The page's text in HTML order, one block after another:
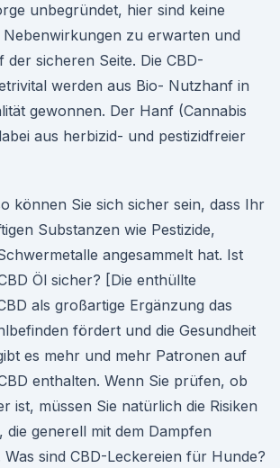
unbegründet, hier sind keine
zu erwarten und
der sicheren Seite. Die CBD-
werden aus Bio- Nutzhanf in
gewonnen. Der Hanf (Cannabis
aus herbizid- und pestizidfreier
können Sie sich sicher sein, dass Ihr
Substanzen wie Pestizide,
angesammelt hat. Ist
Öl sicher? [Die enthüllte
als großartige Ergänzung das
fördert und die Gesundheit
es mehr und mehr Patronen auf
enthalten. Wenn Sie prüfen, ob
ist, müssen Sie natürlich die Risiken
die generell mit dem Dampfen
sind CBD-Leckereien für Hunde?